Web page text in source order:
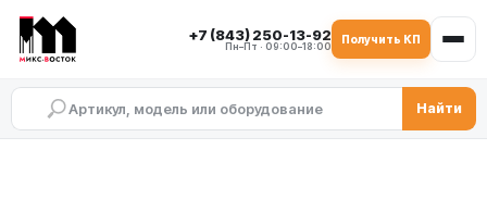
+7 (843) 250-13-92
Пн–Пт · 09:00–18:00
Получить КП
Найти